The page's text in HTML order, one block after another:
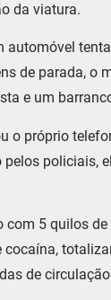
da viatura.
de parada, o
e um
o próprio
policiais,
com 5 quilos
de